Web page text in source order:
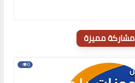
مشاركة مميزة
0